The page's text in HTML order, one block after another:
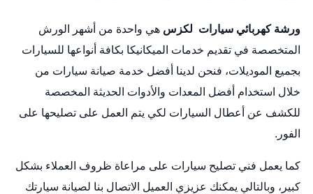
ورشة كهربائي سيارات لكزس هي واحدة من أشهر الورش
المتخصصة في تقديم خدمات الميكانيكا بكافة أنواعها للسيارات
بجميع الموديلات، فنحن لدينا أفضل خدمة صيانة سيارات من
خلال استخدام أفضل المعدات والأدوات الحديثة المخصصة
للكشف عن أعطال السيارات لكي يتم العمل على تصليحها على
الفور.
كما يعمل فني تصليح سيارات على مراعاة ظروف العملاء بشكل
كبير، وبالتالي يمكنك عزيزي العميل الاتصال بنا لصيانة سيارتك